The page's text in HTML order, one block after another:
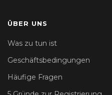
ÜBER UNS
Was zu tun ist
Geschäftsbedingungen
Häufige Fragen